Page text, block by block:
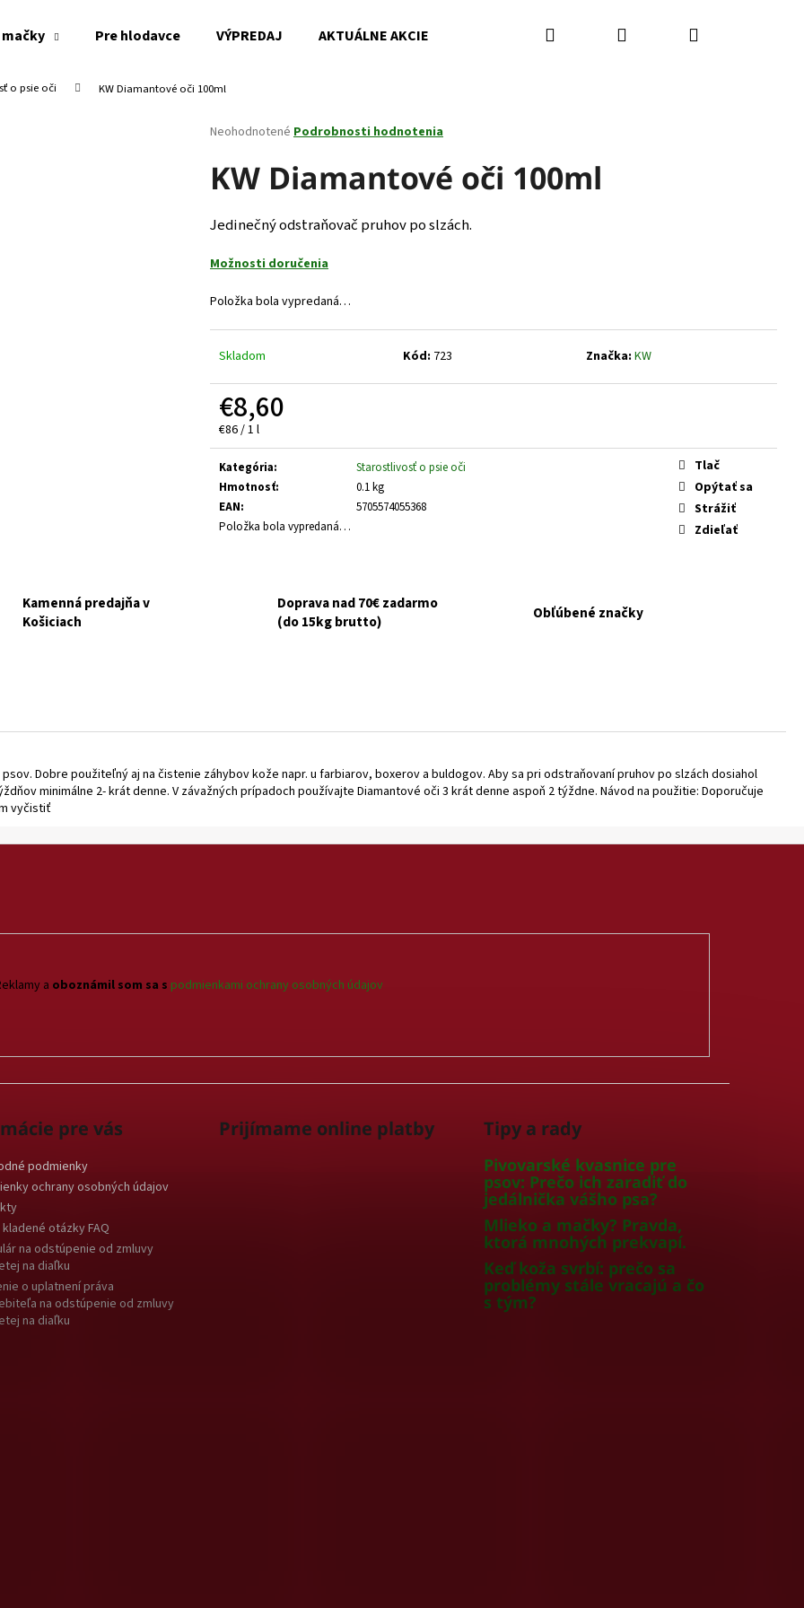
Pre hlodavce VÝPREDAJ AKTUÁLNE AKCIE Kamenná predajňa Kontakty
Hľadať PrihlásenieNákupný
o psie oči KW Diamantové oči 100ml
Priemerné
produktu
je
z
5
Neohodnotené Podrobnosti hodnotenia
KW Diamantové oči 100ml
Jedinečný odstraňovač pruhov po slzách.
Možnosti doručenia
Položka bola vypredaná…
Skladom Kód: 723 Značka:KW
€8,60
Jednotková
cena:
€86 / 1 l
Kategória:
Starostlivosť o psie oči
Hmotnosť:
0.1 kg
EAN:
5705574055368
Položka bola vypredaná…
Tlač
Opýtať sa
Strážiť
Zdieľať
Kamenná predajňa v
Košiciach
Doprava nad 70€ zadarmo
(do 15kg brutto)
Obľúbené značky
Dobre použiteľný aj na čistenie záhybov kože napr. u farbiarov, boxerov a buldogov. Aby sa pri odstraňovaní pruhov po slzách dosiahol
minimálne 2- krát denne. V závažných prípadoch používajte Diamantové oči 3 krát denne aspoň 2 týždne. Návod na použitie: Doporučuje
vyčistiť
Čo potrebujete nájsť?
HĽADAŤ
Nasledujúce
GOURMET GOLD KÚSKY V ŠŤAVE 8X85G
€3,70
a oboznámil som sa s podmienkami ochrany osobných údajov
pre vás
podmienky
ochrany osobných údajov
otázky FAQ
na odstúpenie od zmluvy
na diaľku
o uplatnení práva
na odstúpenie od zmluvy
na diaľku
Prijímame online platby Tipy a rady
Pivovarské kvasnice pre
psov: Prečo ich zaradiť do
jedálnička vášho psa?
Mlieko a mačky? Pravda,
ktorá mnohých prekvapí.
Keď koža svrbí: prečo sa
problémy stále vracajú a čo
s tým?